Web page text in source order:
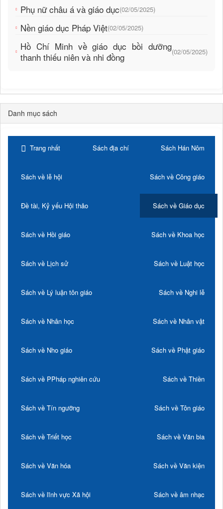
Phụ nữ châu á và giáo dục(02/05/2025)
Nền giáo dục Pháp Việt(02/05/2025)
Hồ Chí Minh về giáo dục bồi dưỡng
thanh thiếu niên và nhi đồng
(02/05/2025)
Danh mục sách
Trang nhất Sách địa chí Sách Hán Nôm
Sách về lễ hội Sách về Công giáo
Đề tài, Kỷ yếu Hội thảo Sách về Giáo dục
Sách về Hồi giáo Sách về Khoa học
Sách về Lịch sử Sách về Luật học
Sách về Lý luận tôn giáo Sách về Nghi lễ
Sách về Nhân học Sách về Nhân vật
Sách về Nho giáo Sách về Phật giáo
Sách về PPháp nghiên cứu Sách về Thiền
Sách về Tín ngưỡng Sách về Tôn giáo
Sách về Triết học Sách về Văn bia
Sách về Văn hóa Sách về Văn kiện
Sách về lĩnh vực Xã hội Sách về âm nhạc